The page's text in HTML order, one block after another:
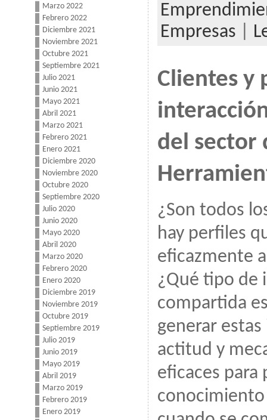
Marzo 2022
Febrero 2022
Diciembre 2021
Noviembre 2021
Octubre 2021
Septiembre 2021
Julio 2021
Junio 2021
Mayo 2021
Abril 2021
Marzo 2021
Febrero 2021
Enero 2021
Diciembre 2020
Noviembre 2020
Octubre 2020
Septiembre 2020
Julio 2020
Junio 2020
Mayo 2020
Abril 2020
Marzo 2020
Febrero 2020
Enero 2020
Diciembre 2019
Noviembre 2019
Octubre 2019
Septiembre 2019
Julio 2019
Junio 2019
Mayo 2019
Abril 2019
Marzo 2019
Febrero 2019
Enero 2019
Empresas
Clientes y
del sector
¿Son todos
hay perfiles
eficazmente
¿Qué tipo de
compartida
generar
actitud y
eficaces para